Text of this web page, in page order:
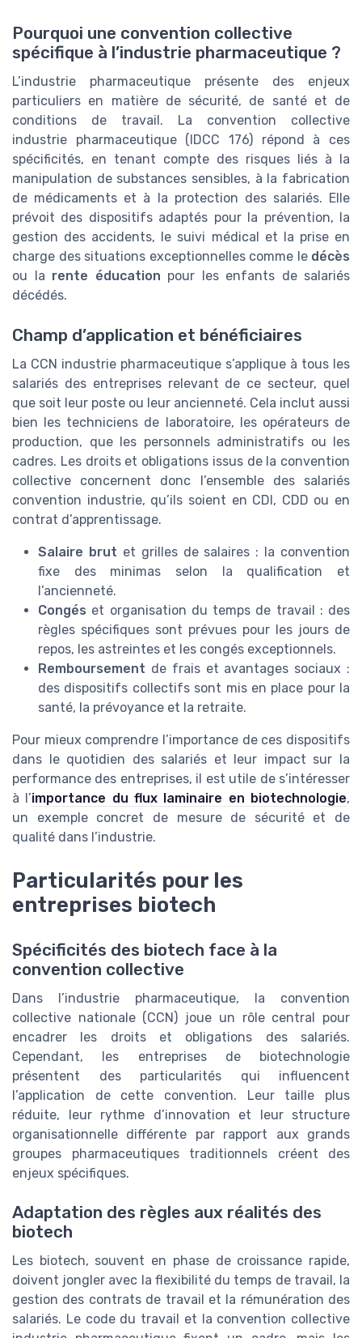
Pourquoi une convention collective
spécifique à l’industrie pharmaceutique ?
L’industrie pharmaceutique présente des enjeux
particuliers en matière de sécurité, de santé et de
conditions de travail. La convention collective
industrie pharmaceutique (IDCC 176) répond à ces
spécificités, en tenant compte des risques liés à la
manipulation de substances sensibles, à la fabrication
de médicaments et à la protection des salariés. Elle
prévoit des dispositifs adaptés pour la prévention, la
gestion des accidents, le suivi médical et la prise en
charge des situations exceptionnelles comme le décès
ou la rente éducation pour les enfants de salariés
décédés.
Champ d’application et bénéficiaires
La CCN industrie pharmaceutique s’applique à tous les
salariés des entreprises relevant de ce secteur, quel
que soit leur poste ou leur ancienneté. Cela inclut aussi
bien les techniciens de laboratoire, les opérateurs de
production, que les personnels administratifs ou les
cadres. Les droits et obligations issus de la convention
collective concernent donc l’ensemble des salariés
convention industrie, qu’ils soient en CDI, CDD ou en
contrat d’apprentissage.
Salaire brut et grilles de salaires : la convention
fixe des minimas selon la qualification et
l’ancienneté.
Congés et organisation du temps de travail : des
règles spécifiques sont prévues pour les jours de
repos, les astreintes et les congés exceptionnels.
Remboursement de frais et avantages sociaux :
des dispositifs collectifs sont mis en place pour la
santé, la prévoyance et la retraite.
Pour mieux comprendre l’importance de ces dispositifs
dans le quotidien des salariés et leur impact sur la
performance des entreprises, il est utile de s’intéresser
à l’importance du flux laminaire en biotechnologie,
un exemple concret de mesure de sécurité et de
qualité dans l’industrie.
Particularités pour les
entreprises biotech
Spécificités des biotech face à la
convention collective
Dans l’industrie pharmaceutique, la convention
collective nationale (CCN) joue un rôle central pour
encadrer les droits et obligations des salariés.
Cependant, les entreprises de biotechnologie
présentent des particularités qui influencent
l’application de cette convention. Leur taille plus
réduite, leur rythme d’innovation et leur structure
organisationnelle différente par rapport aux grands
groupes pharmaceutiques traditionnels créent des
enjeux spécifiques.
Adaptation des règles aux réalités des
biotech
Les biotech, souvent en phase de croissance rapide,
doivent jongler avec la flexibilité du temps de travail, la
gestion des contrats de travail et la rémunération des
salariés. Le code du travail et la convention collective